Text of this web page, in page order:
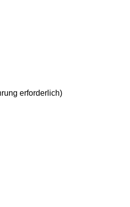
erforderlich)